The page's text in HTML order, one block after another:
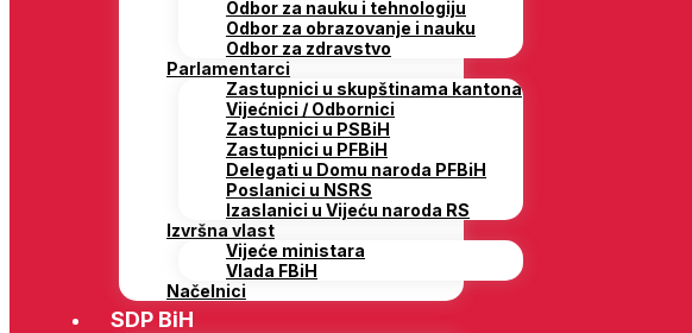
Odbor za nauku i tehnologiju
Odbor za obrazovanje i nauku
Odbor za zdravstvo
Parlamentarci
Zastupnici u skupštinama kantona
Vijećnici / Odbornici
Zastupnici u PSBiH
Zastupnici u PFBiH
Delegati u Domu naroda PFBiH
Poslanici u NSRS
Izaslanici u Vijeću naroda RS
Izvršna vlast
Vijeće ministara
Vlada FBiH
Načelnici
SDP BiH